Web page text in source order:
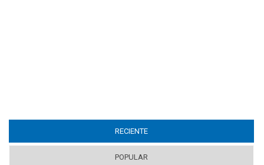
RECIENTE
POPULAR